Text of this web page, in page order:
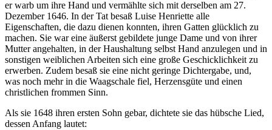
er warb um ihre Hand und vermählte sich mit derselben am 27.
Dezember 1646. In der Tat besaß Luise Henriette alle
Eigenschaften, die dazu dienen konnten, ihren Gatten glücklich zu
machen. Sie war eine äußerst gebildete junge Dame und von ihrer
Mutter angehalten, in der Haushaltung selbst Hand anzulegen und in
sonstigen weiblichen Arbeiten sich eine große Geschicklichkeit zu
erwerben. Zudem besaß sie eine nicht geringe Dichtergabe, und,
was noch mehr in die Waagschale fiel, Herzensgüte und einen
christlichen frommen Sinn.
Als sie 1648 ihren ersten Sohn gebar, dichtete sie das hübsche Lied,
dessen Anfang lautet:
Notwendig
Cookies
sind nicht